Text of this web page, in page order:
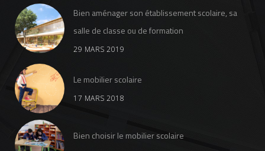
Bien aménager son établissement scolaire, sa
salle de classe ou de formation
29 MARS 2019
Le mobilier scolaire
17 MARS 2018
Bien choisir le mobilier scolaire